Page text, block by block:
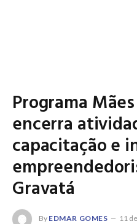
Programa
encerra
capacitação e
Gravatá
By EDMAR GOMES
11